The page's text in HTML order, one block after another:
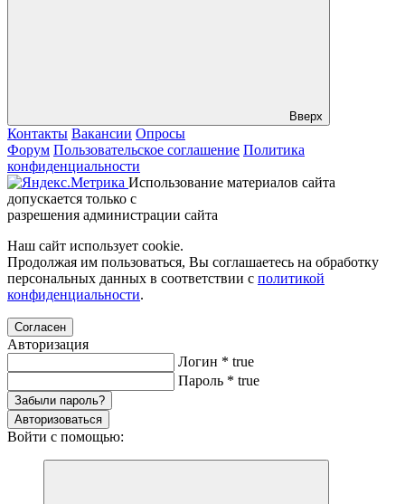
Вверх
Контакты Вакансии Опросы
Форум Пользовательское соглашение Политика
конфиденциальности
Использование материалов сайта
допускается только с
разрешения администрации сайта
Наш сайт использует cookie.
Продолжая им пользоваться, Вы соглашаетесь на обработку
персональных данных в соответствии с политикой
конфиденциальности.
Согласен
Авторизация
Логин * true
Пароль * true
Забыли пароль?
Авторизоваться
Войти с помощью: